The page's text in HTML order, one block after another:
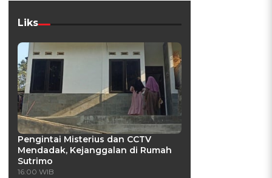
Liks
Pengintai Misterius dan CCTV
Mendadak, Kejanggalan di Rumah
Sutrimo
16:00 WIB